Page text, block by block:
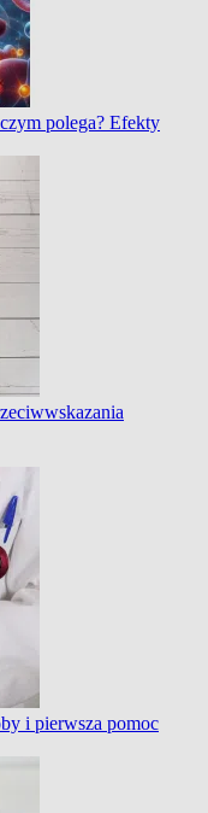
polega? Efekty
i pierwsza pomoc